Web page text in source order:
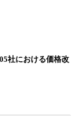
社における価格改